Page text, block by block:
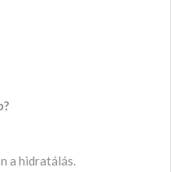
a hidratálás.